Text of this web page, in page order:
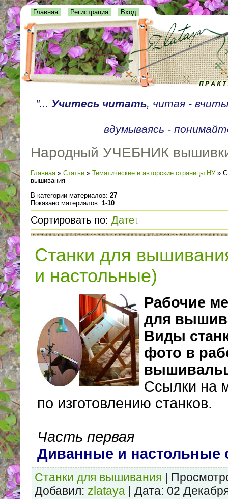
Главная Регистрация Вход
"... Учитесь читать, читая -
вдумываясь -
Народный УЧЕБНИК
Главная » Статьи » Тематические и авторские страницы НУ»
вышивания
В категории материалов: 27
Показано материалов: 1-10
Сортировать по: Дате
Станки для
и настольные)
Рабочие
для
Виды
фото в
Ссылки на
по изготовлению станков.
Часть первая
Диванные и настольные
Станки для вышивания |
Добавил: zlataya | Дата: 02